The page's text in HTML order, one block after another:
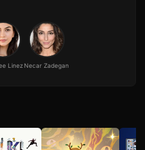
Linez Necar Zadegan